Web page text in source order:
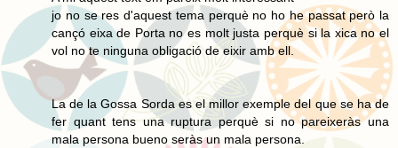
jo no se res d'aquest tema perquè no ho he passat però la
cançó eixa de Porta no es molt justa perquè si la xica no el
vol no te ninguna obligació de eixir amb ell.
La de la Gossa Sorda es el millor exemple del que se ha de
fer quant tens una ruptura perquè si no pareixeràs una
mala persona bueno seràs un mala persona.